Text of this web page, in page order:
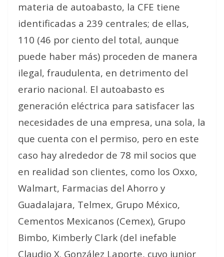
materia de autoabasto, la CFE tiene
identificadas a 239 centrales; de ellas,
110 (46 por ciento del total, aunque
puede haber más) proceden de manera
ilegal, fraudulenta, en detrimento del
erario nacional. El autoabasto es
generación eléctrica para satisfacer las
necesidades de una empresa, una sola, la
que cuenta con el permiso, pero en este
caso hay alrededor de 78 mil socios que
en realidad son clientes, como los Oxxo,
Walmart, Farmacias del Ahorro y
Guadalajara, Telmex, Grupo México,
Cementos Mexicanos (Cemex), Grupo
Bimbo, Kimberly Clark (del inefable
Claudio X. González Laporte, cuyo junior